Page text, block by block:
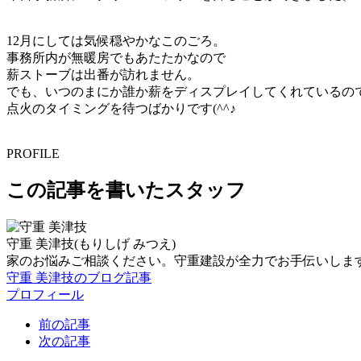
12月にしては気候穏やかなこのごろ。
事務所内が無暖房でもあたたかなので
薪ストーブは出番が訪れません。
でも、いつのまにか誰か薪をディスプレイしてくれているの
点火のタイミングを待つばかりです(^^♪
PROFILE
この記事を書いたスタッフ
守重 美津技(もりしげ みつえ)
家のお悩みご相談ください。守重建設が全力でお手伝いしま
守重 美津技のブログ記事
プロフィール
前の記事
次の記事